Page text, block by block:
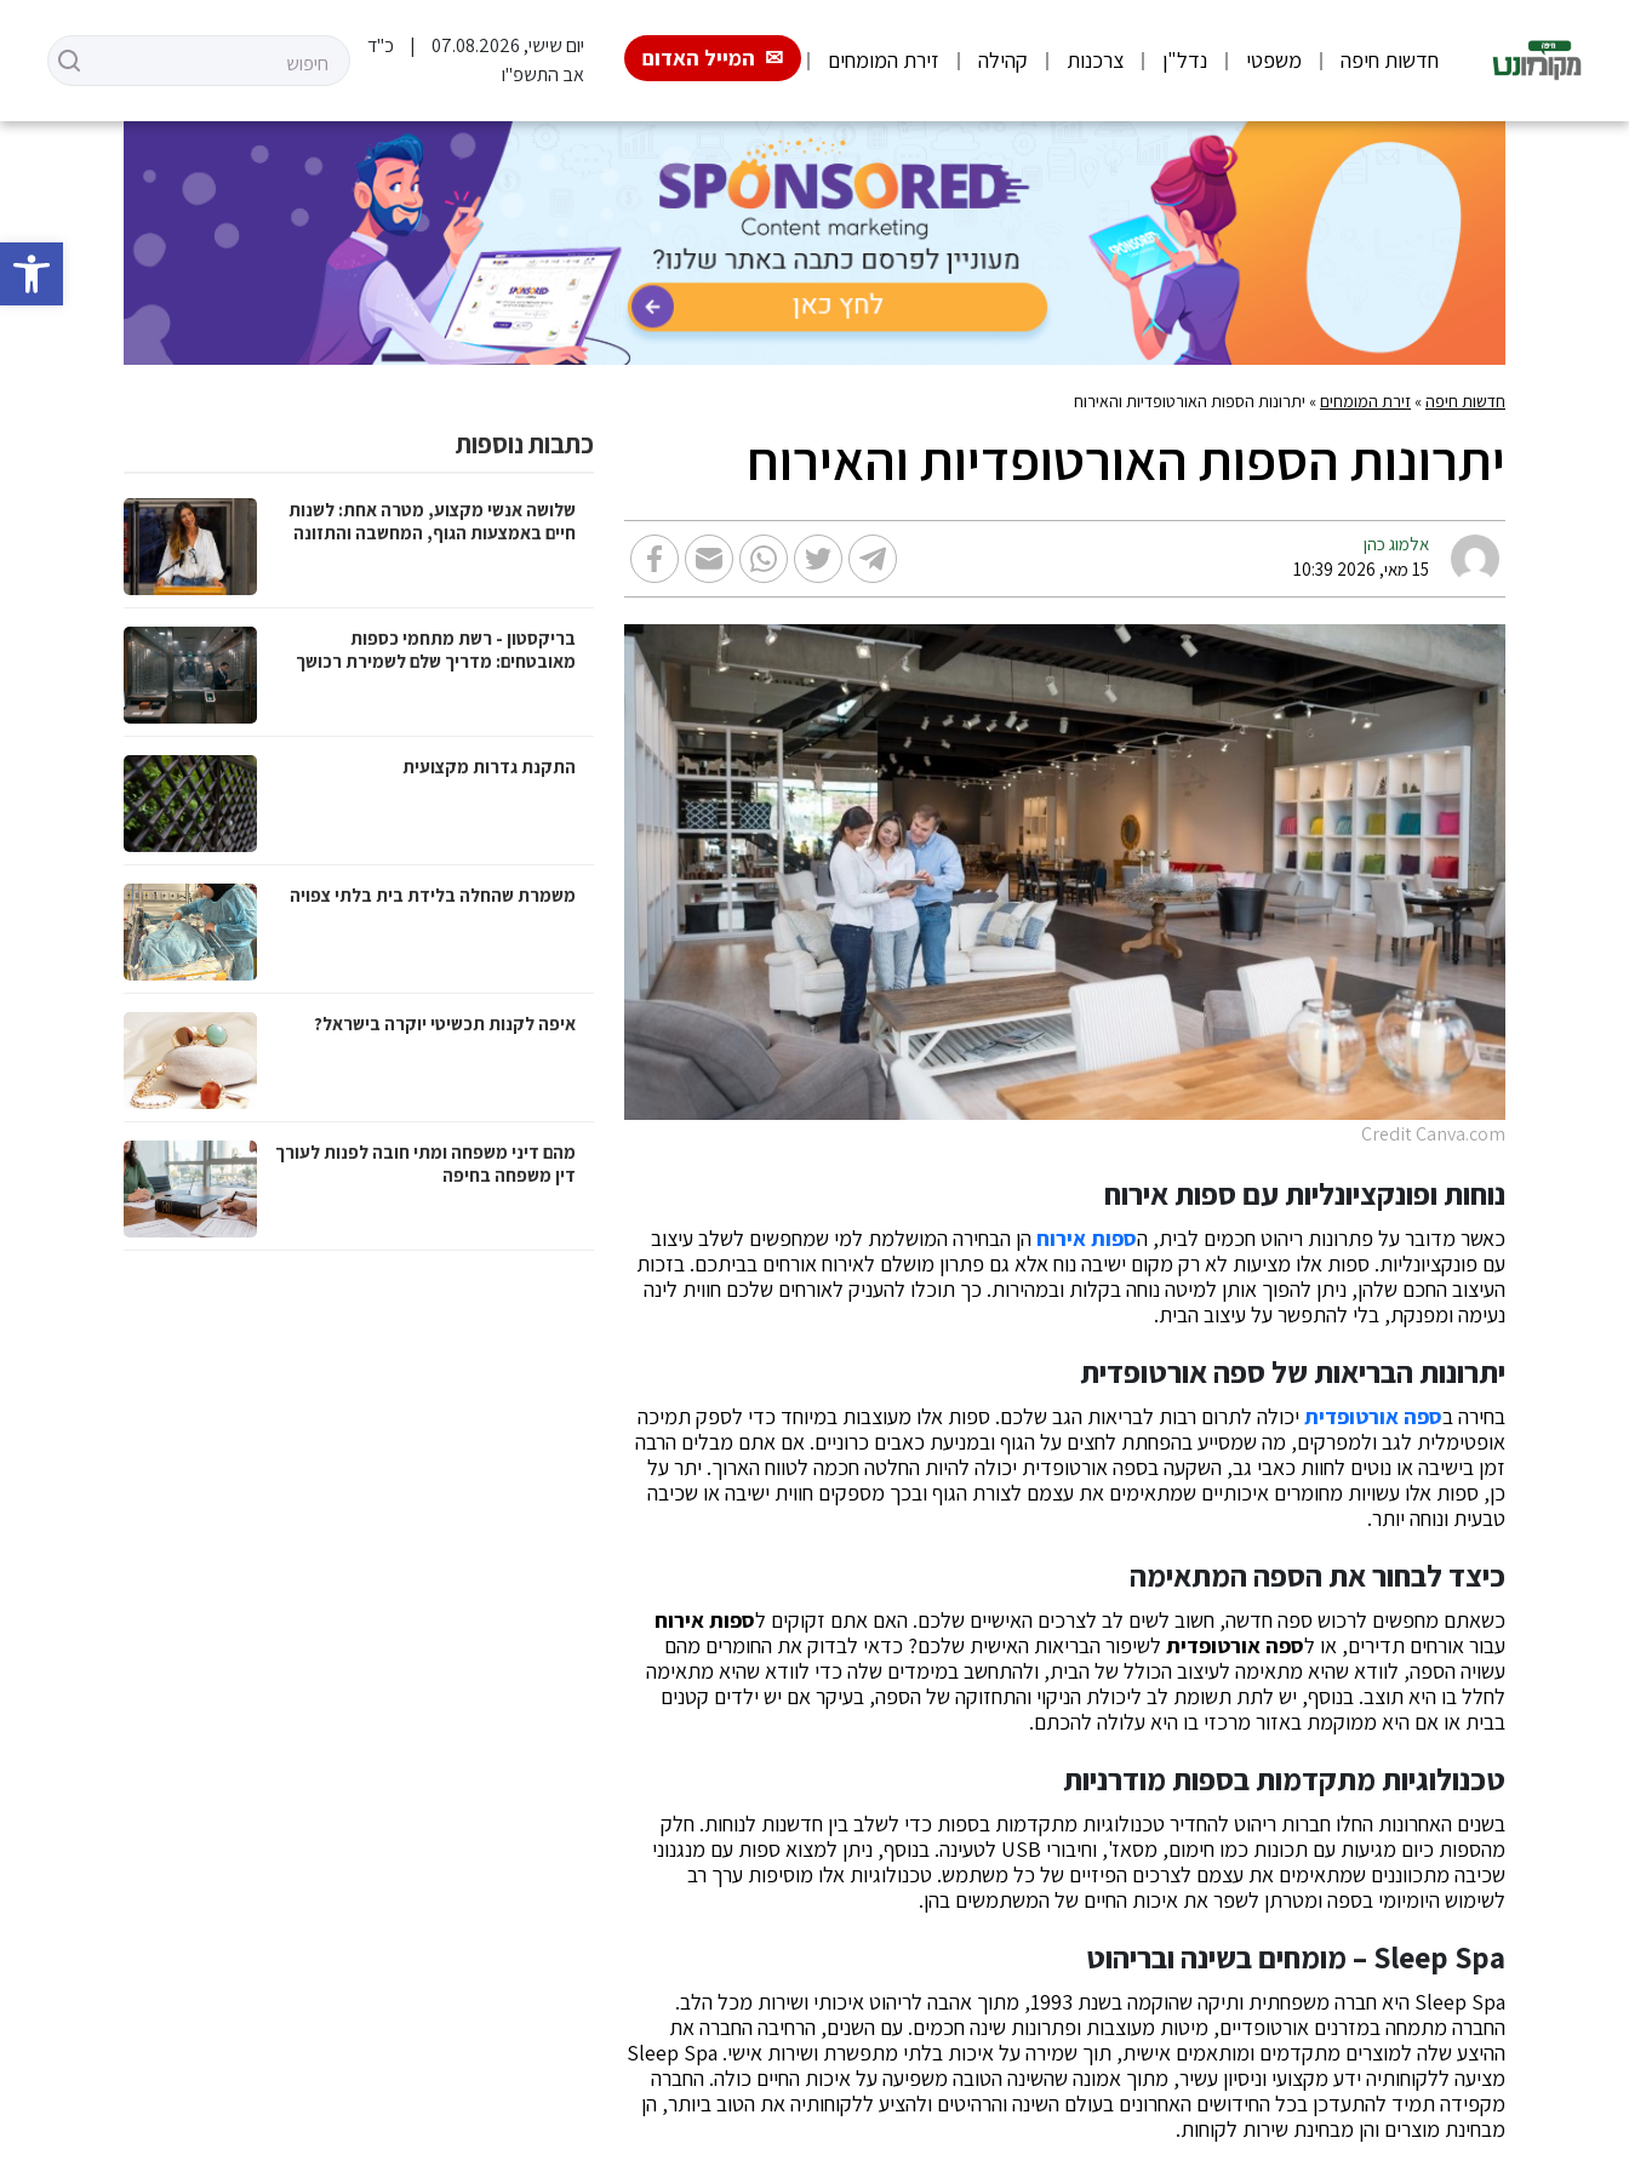
פתח
חדשות חיפה משפטי נדל"ן צרכנות קהילה זירת המומחים המייל האדום יום שישי, 07.08.2026
כ"ד
אב התשפ"ו
חדשות חיפה» זירת המומחים» יתרונות הספות האורטופדיות והאירוח
יתרונות הספות האורטופדיות והאירוח
אלמוג כהן
15 מאי, 2026 10:39
Credit Canva.com
נוחות ופונקציונליות עם ספות אירוח
כאשר מדובר על פתרונות ריהוט חכמים לבית, הספות אירוח הן הבחירה המושלמת למי שמחפשים לשלב עיצוב
עם פונקציונליות. ספות אלו מציעות לא רק מקום ישיבה נוח אלא גם פתרון מושלם לאירוח אורחים בביתכם. בזכות
העיצוב החכם שלהן, ניתן להפוך אותן למיטה נוחה בקלות ובמהירות. כך תוכלו להעניק לאורחים שלכם חווית לינה
נעימה ומפנקת, בלי להתפשר על עיצוב הבית.
יתרונות הבריאות של ספה אורטופדית
בחירה בספה אורטופדיתיכולה לתרום רבות לבריאות הגב שלכם. ספות אלו מעוצבות במיוחד כדי לספק תמיכה
אופטימלית לגב ולמפרקים, מה שמסייע בהפחתת לחצים על הגוף ובמניעת כאבים כרוניים. אם אתם מבלים הרבה
זמן בישיבה או נוטים לחוות כאבי גב, השקעה בספה אורטופדית יכולה להיות החלטה חכמה לטווח הארוך. יתר על
כן, ספות אלו עשויות מחומרים איכותיים שמתאימים את עצמם לצורת הגוף ובכך מספקים חווית ישיבה או שכיבה
טבעית ונוחה יותר.
כיצד לבחור את הספה המתאימה
כשאתם מחפשים לרכוש ספה חדשה, חשוב לשים לב לצרכים האישיים שלכם. האם אתם זקוקים לספות אירוח
עבור אורחים תדירים, או לספה אורטופדית לשיפור הבריאות האישית שלכם? כדאי לבדוק את החומרים מהם
עשויה הספה, לוודא שהיא מתאימה לעיצוב הכולל של הבית, ולהתחשב במימדים שלה כדי לוודא שהיא מתאימה
לחלל בו היא תוצב. בנוסף, יש לתת תשומת לב ליכולת הניקוי והתחזוקה של הספה, בעיקר אם יש ילדים קטנים
בבית או אם היא ממוקמת באזור מרכזי בו היא עלולה להכתם.
טכנולוגיות מתקדמות בספות מודרניות
בשנים האחרונות החלו חברות ריהוט להחדיר טכנולוגיות מתקדמות בספות כדי לשלב בין חדשנות לנוחות. חלק
מהספות כיום מגיעות עם תכונות כמו חימום, מסאז', וחיבורי USB לטעינה. בנוסף, ניתן למצוא ספות עם מנגנוני
שכיבה מתכווננים שמתאימים את עצמם לצרכים הפיזיים של כל משתמש. טכנולוגיות אלו מוסיפות ערך רב
לשימוש היומיומי בספה ומטרתן לשפר את איכות החיים של המשתמשים בהן.
Sleep Spa – מומחים בשינה ובריהוט
Sleep Spa היא חברה משפחתית ותיקה שהוקמה בשנת 1993, מתוך אהבה לריהוט איכותי ושירות מכל הלב.
החברה מתמחה במזרנים אורטופדיים, מיטות מעוצבות ופתרונות שינה חכמים. עם השנים, הרחיבה החברה את
ההיצע שלה למוצרים מתקדמים ומותאמים אישית, תוך שמירה על איכות בלתי מתפשרת ושירות אישי. Sleep Spa
מציעה ללקוחותיה ידע מקצועי וניסיון עשיר, מתוך אמונה שהשינה הטובה משפיעה על איכות החיים כולה. החברה
מקפידה תמיד להתעדכן בכל החידושים האחרונים בעולם השינה והרהיטים ולהציע ללקוחותיה את הטוב ביותר, הן
מבחינת מוצרים והן מבחינת שירות לקוחות.
כתבות נוספות
שלושה אנשי מקצוע, מטרה אחת: לשנות
חיים באמצעות הגוף, המחשבה והתזונה
בריקסטון - רשת מתחמי כספות
מאובטחים: מדריך שלם לשמירת רכושך
התקנת גדרות מקצועית
משמרת שהחלה בלידת בית בלתי צפויה
איפה לקנות תכשיטי יוקרה בישראל?
מהם דיני משפחה ומתי חובה לפנות לעורך
דין משפחה בחיפה